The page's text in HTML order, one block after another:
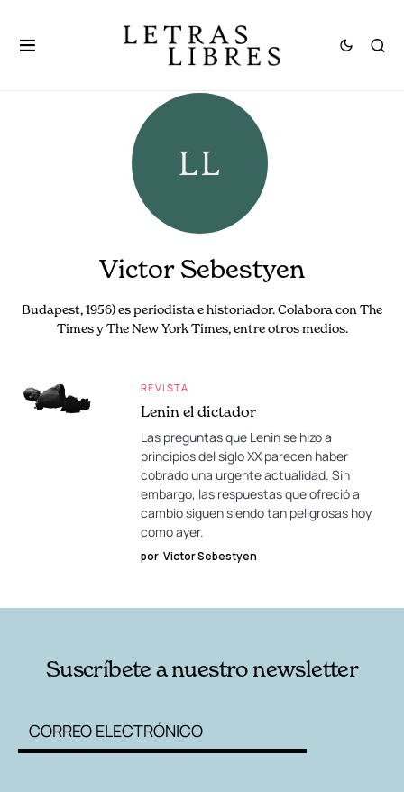
Victor Sebestyen
Budapest, 1956) es periodista e historiador. Colabora con The
Times y The New York Times, entre otros medios.
REVISTA
Lenin el dictador
Las preguntas que Lenin se hizo a
principios del siglo XX parecen haber
cobrado una urgente actualidad. Sin
embargo, las respuestas que ofreció a
cambio siguen siendo tan peligrosas hoy
como ayer.
por Victor Sebestyen
Suscríbete a nuestro newsletter